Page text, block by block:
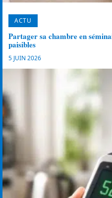
ACTU
Partager sa chambre en
paisibles
5 JUIN 2026